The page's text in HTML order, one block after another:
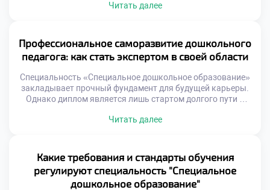
коммуникация между преподавателями и учащимися
Студент никогда не остается один на один с трудностями.
Информационное сопровождение начинается с первого
дня занятий. Навигация […]
Читать далее
Профессиональное саморазвитие дошкольного
педагога: как стать экспертом в своей области
Специальность «Специальное дошкольное образование»
закладывает прочный фундамент для будущей карьеры.
Однако диплом является лишь стартом долгого пути к
всей своей трудовой жизни. Мир дефектологии меняется
ответственности. Саморазвитие становится
неотъемлемой частью профессиональной идентичности
педагога. Только так […]
Читать далее
Какие требования и стандарты обучения
регулируют специальность "Специальное
дошкольное образование"